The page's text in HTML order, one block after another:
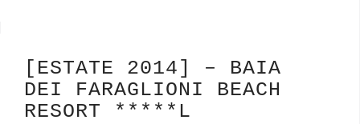
[ESTATE 2014] – BAIA
DEI FARAGLIONI BEACH
RESORT *****L